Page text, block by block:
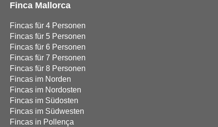
Finca Mallorca
Fincas für 4 Personen
Fincas für 5 Personen
Fincas für 6 Personen
Fincas für 7 Personen
Fincas für 8 Personen
Fincas im Norden
Fincas im Nordosten
Fincas im Südosten
Fincas im Südwesten
Fincas in Pollença